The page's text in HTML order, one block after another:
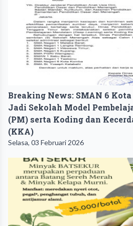
Breaking News: SMAN 6
Jadi Sekolah Model
(PM) serta Koding dan
(KKA) ‎
Selasa, 03 Februari 2026